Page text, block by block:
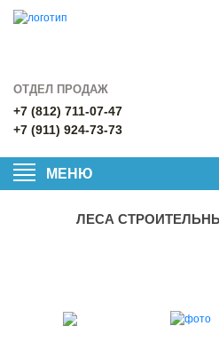
ОТДЕЛ ПРОДАЖ
+7 (812) 711-07-47
+7 (911) 924-73-73
МЕНЮ
ЛЕСА